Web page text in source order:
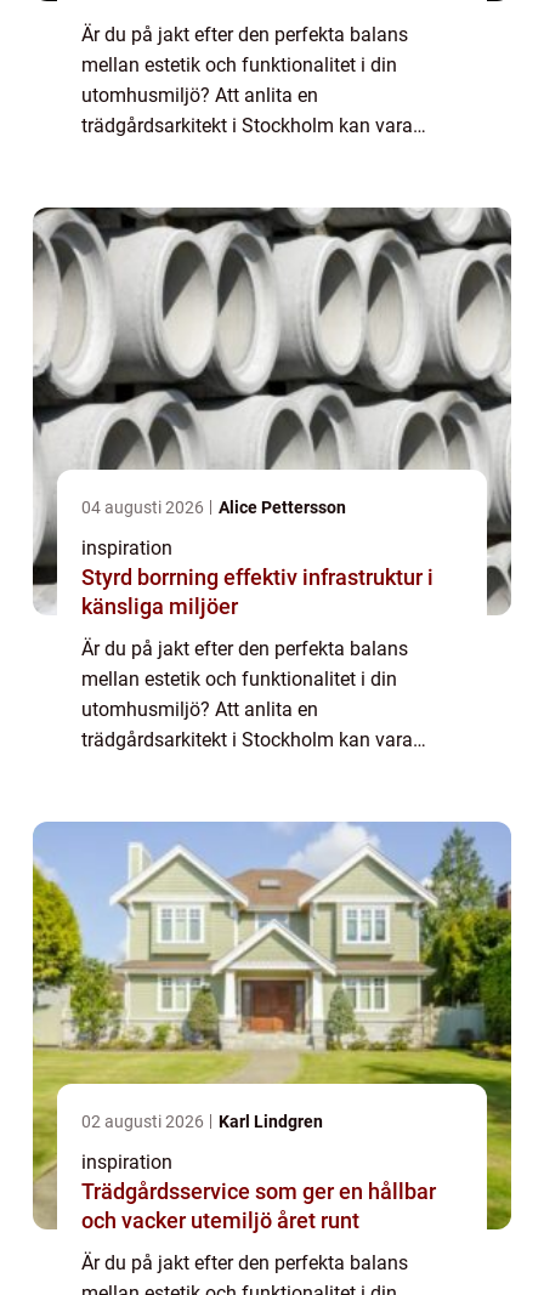
Är du på jakt efter den perfekta balans
mellan estetik och funktionalitet i din
utomhusmiljö? Att anlita en
trädgårdsarkitekt i Stockholm kan vara
04 augusti 2026 Alice Pettersson
inspiration
Styrd borrning effektiv infrastruktur i
känsliga miljöer
Är du på jakt efter den perfekta balans
mellan estetik och funktionalitet i din
utomhusmiljö? Att anlita en
trädgårdsarkitekt i Stockholm kan vara
02 augusti 2026 Karl Lindgren
inspiration
Trädgårdsservice som ger en hållbar
och vacker utemiljö året runt
Är du på jakt efter den perfekta balans